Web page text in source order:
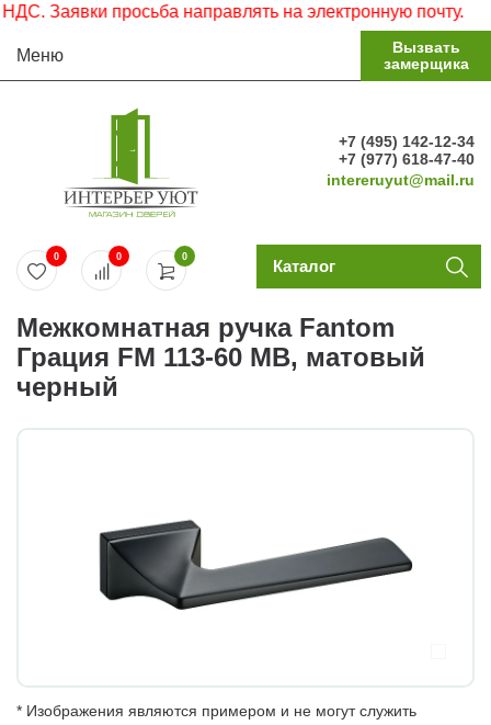
Заявки просьба направлять на электронную почту.
Меню
Вызвать
замерщика
+7 (495) 142-12-34
+7 (977) 618-47-40
intereruyut@mail.ru
0
0 0 Каталог
Межкомнатная ручка Fantom
Грация FM 113-60 MB, матовый
черный
* Изображения являются примером и не могут служить